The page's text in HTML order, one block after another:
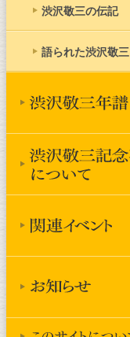
渋沢敬三の伝記
語られた渋沢敬三